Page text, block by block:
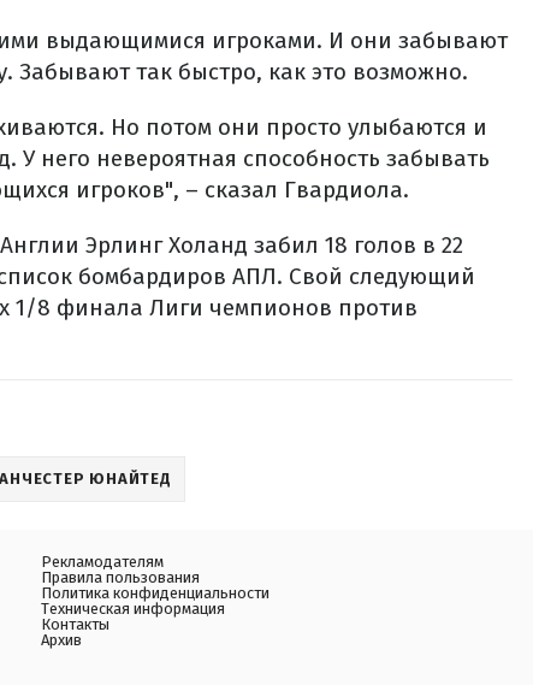
выдающимися игроками. И они забывают
Забывают так быстро, как это возможно.
Но потом они просто улыбаются и
У него невероятная способность забывать
игроков", – сказал Гвардиола.
Эрлинг Холанд забил 18 голов в 22
бомбардиров АПЛ. Свой следующий
1/8 финала Лиги чемпионов против
ЮНАЙТЕД
Рекламодателям
Правила пользования
Политика конфиденциальности
Техническая информация
Контакты
Архив